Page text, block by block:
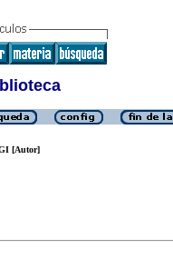
[Autor]